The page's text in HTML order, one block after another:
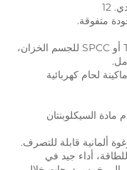
12
متفوقة.